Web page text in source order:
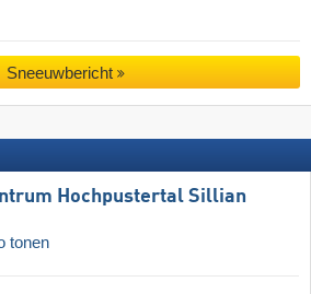
Sneeuwbericht
Hochpustertal Sillian
tonen